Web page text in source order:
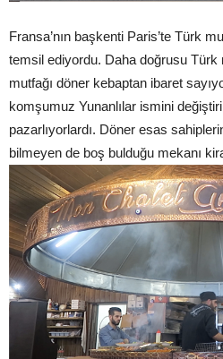
Fransa’nın başkenti Paris’te Türk
temsil ediyordu. Daha doğrusu Türk
mutfağı döner kebaptan ibaret
komşumuz Yunanlılar ismini
pazarlıyorlardı. Döner esas
bilmeyen de boş bulduğu mekanı